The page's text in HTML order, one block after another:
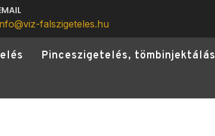
falszigeteles.hu
Pinceszigetelés, tömbinjektálás